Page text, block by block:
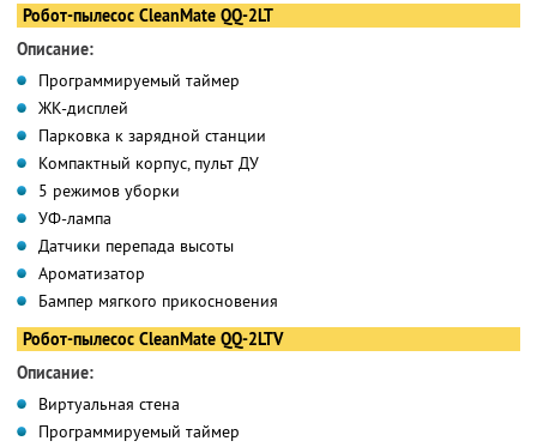
Робот-пылесос CleanMate QQ-2LT
Описание:
Программируемый таймер
ЖК-дисплей
Парковка к зарядной станции
Компактный корпус, пульт ДУ
5 режимов уборки
УФ-лампа
Датчики перепада высоты
Ароматизатор
Бампер мягкого прикосновения
Робот-пылесос CleanMate QQ-2LTV
Описание:
Виртуальная стена
Программируемый таймер